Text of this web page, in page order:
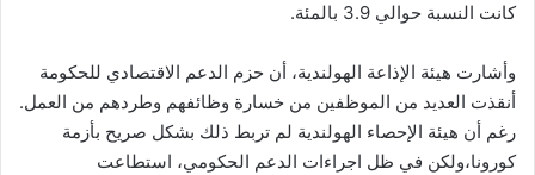
كانت النسبة حوالي 3.9 بالمئة.
وأشارت هيئة الإذاعة الهولندية، أن حزم الدعم الاقتصادي للحكومة
أنقذت العديد من الموظفين من خسارة وظائفهم وطردهم من العمل.
رغم أن هيئة الإحصاء الهولندية لم تربط ذلك بشكل صريح بأزمة
كورونا،ولكن في ظل اجراءات الدعم الحكومي، استطاعت